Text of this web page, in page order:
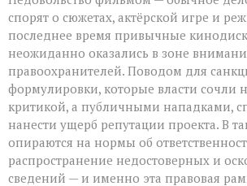
спорят о сюжетах, актёрской игре и
последнее время привычные
неожиданно оказались в зоне
правоохранителей. Поводом для
формулировки, которые власти сочли
критикой, а публичными нападками,
нанести ущерб репутации проекта. В
опираются на нормы об
распространение недостоверных и
сведений — и именно эта правовая